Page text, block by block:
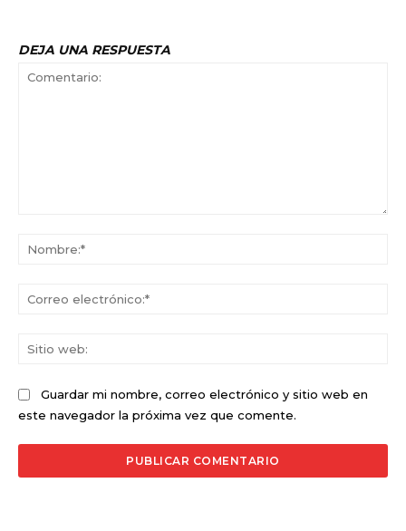
DEJA UNA RESPUESTA
Guardar mi nombre, correo electrónico y sitio web en
este navegador la próxima vez que comente.